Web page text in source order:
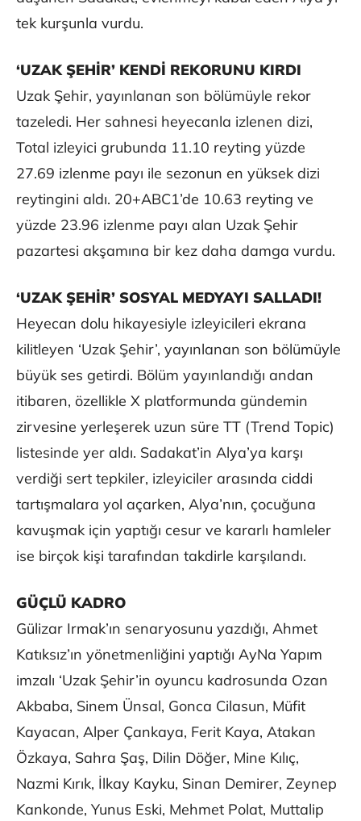
tek kurşunla vurdu.
‘UZAK ŞEHİR’ KENDİ REKORUNU KIRDI
Uzak Şehir, yayınlanan son bölümüyle rekor
tazeledi. Her sahnesi heyecanla izlenen dizi,
Total izleyici grubunda 11.10 reyting yüzde
27.69 izlenme payı ile sezonun en yüksek dizi
reytingini aldı. 20+ABC1’de 10.63 reyting ve
yüzde 23.96 izlenme payı alan Uzak Şehir
pazartesi akşamına bir kez daha damga vurdu.
‘UZAK ŞEHİR’ SOSYAL MEDYAYI SALLADI!
Heyecan dolu hikayesiyle izleyicileri ekrana
kilitleyen ‘Uzak Şehir’, yayınlanan son bölümüyle
büyük ses getirdi. Bölüm yayınlandığı andan
itibaren, özellikle X platformunda gündemin
zirvesine yerleşerek uzun süre TT (Trend Topic)
listesinde yer aldı. Sadakat’in Alya’ya karşı
verdiği sert tepkiler, izleyiciler arasında ciddi
tartışmalara yol açarken, Alya’nın, çocuğuna
kavuşmak için yaptığı cesur ve kararlı hamleler
ise birçok kişi tarafından takdirle karşılandı.
GÜÇLÜ KADRO
Gülizar Irmak’ın senaryosunu yazdığı, Ahmet
Katıksız’ın yönetmenliğini yaptığı AyNa Yapım
imzalı ‘Uzak Şehir’in oyuncu kadrosunda Ozan
Akbaba, Sinem Ünsal, Gonca Cilasun, Müfit
Kayacan, Alper Çankaya, Ferit Kaya, Atakan
Özkaya, Sahra Şaş, Dilin Döğer, Mine Kılıç,
Nazmi Kırık, İlkay Kayku, Sinan Demirer, Zeynep
Kankonde, Yunus Eski, Mehmet Polat, Muttalip